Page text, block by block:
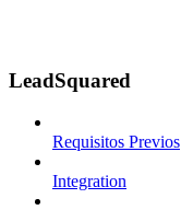
LeadSquared
Requisitos Previos
Integration